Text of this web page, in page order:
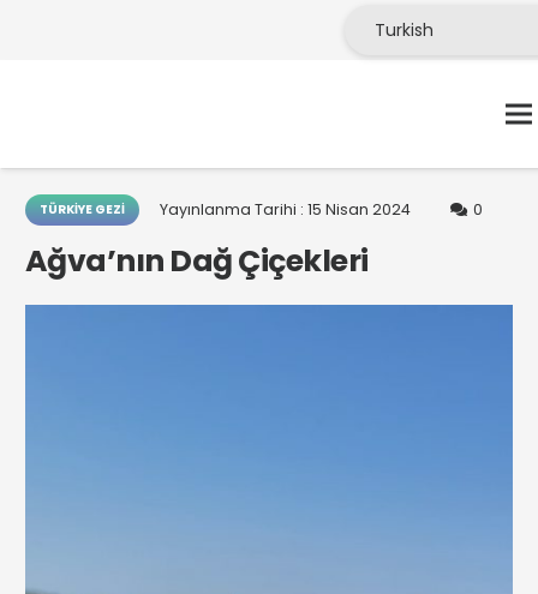
TÜRKIYE GEZI Yayınlanma Tarihi : 15 Nisan 2024 0
Ağva’nın Dağ Çiçekleri